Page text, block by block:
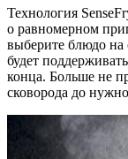
Технология
о равномерном
выберите блюдо на
будет
конца. Больше не
сковорода до